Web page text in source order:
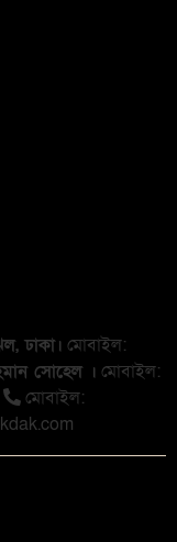
ঢাকা। মোবাইল:
সোহেল । মোবাইল:
মোবাইল: